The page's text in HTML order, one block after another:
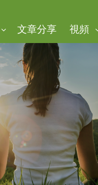
文章分享 視頻